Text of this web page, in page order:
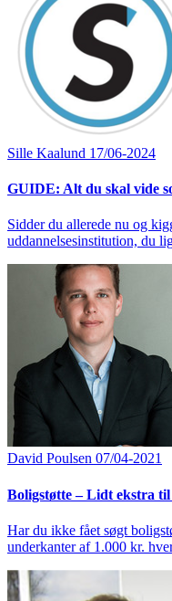
Sille Kaalund 17/06-2024
GUIDE: Alt du skal vide
Sidder du allerede nu og
uddannelsesinstitution, du
David Poulsen 07/04-2021
Boligstøtte – Lidt ekstra
Har du ikke fået søgt
underkanter af 1.000 kr.